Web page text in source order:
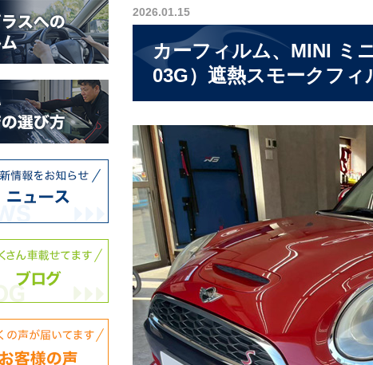
2026.01.15
カーフィルム、MINI ミ
03G）遮熱スモークフィ